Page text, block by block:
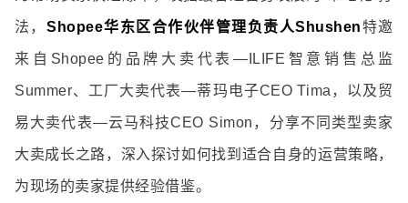
法， Shopee华东区合作伙伴管理负责人Shushen特邀
来自Shopee的品牌大卖代表—ILIFE智意销售总监
Summer、工厂大卖代表—蒂玛电子CEO Tima，以及贸
易大卖代表—云马科技CEO Simon，分享不同类型卖家
大卖成长之路，深入探讨如何找到适合自身的运营策略，
为现场的卖家提供经验借鉴。